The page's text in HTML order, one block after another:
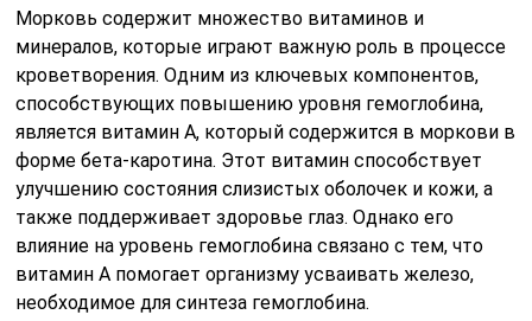
Морковь содержит множество витаминов и
минералов, которые играют важную роль в процессе
кроветворения. Одним из ключевых компонентов,
способствующих повышению уровня гемоглобина,
является витамин А, который содержится в моркови в
форме бета-каротина. Этот витамин способствует
улучшению состояния слизистых оболочек и кожи, а
также поддерживает здоровье глаз. Однако его
влияние на уровень гемоглобина связано с тем, что
витамин А помогает организму усваивать железо,
необходимое для синтеза гемоглобина.